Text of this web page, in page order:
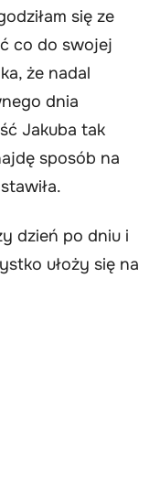
się ze
co do swojej
że nadal
dnia
Jakuba tak
sposób na
dzień po dniu i
ułoży się na